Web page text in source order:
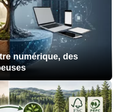
numérique, des